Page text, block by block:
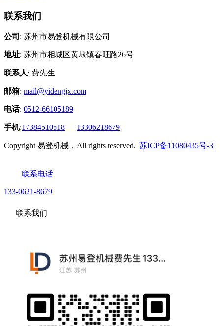
联系我们
公司 : 苏州市易登机械有限公司
地址: 苏州市相城区黄埭镇春旺路26号
联系人: 费先生
邮箱: mail@yidengjx.com
电话: 0512-66105189
手机:17384510518 13306218679
Copyright 易登机械，All rights reserved. 苏ICP备11080435号-3
联系电话
133-0621-8679
联系我们